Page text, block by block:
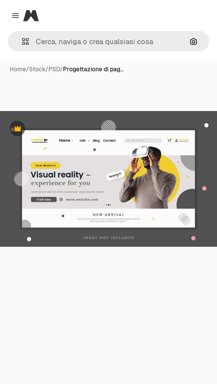
Close menu
Magnific
Cerca
Home/Stock/PSD/Progettazione di pag…
Premium